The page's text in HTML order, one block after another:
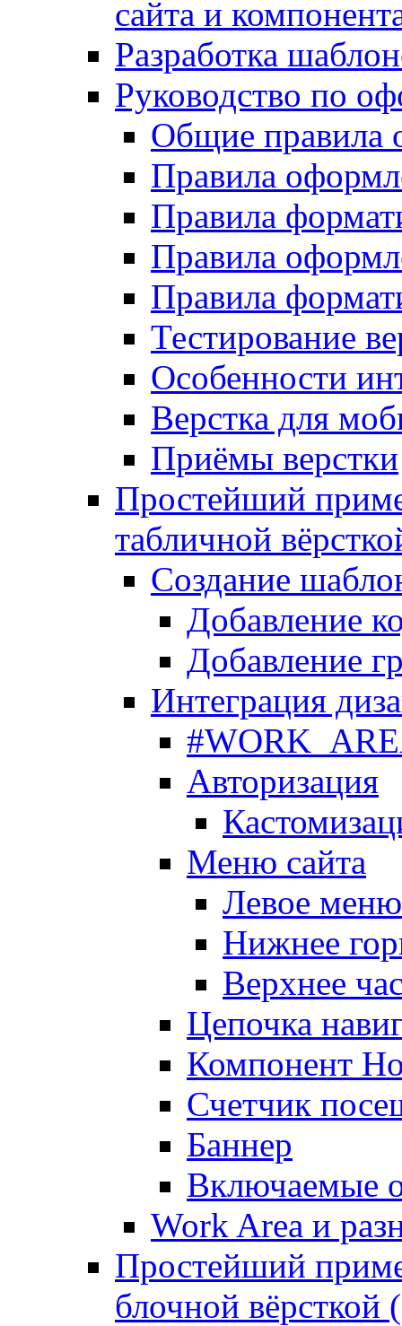
сайта и
Разработка
Руководство по
Общие правила
Правила
Правила
Правила
Правила
Тестирование
Особенности
Верстка для
Приёмы верстки
Простейший
табличной
Создание
Добавление
Добавление
Интеграция
Авторизация
Меню сайта
Левое меню
Нижнее
Верхнее
Цепочка
Компонент
Счетчик
Баннер
Включаемые
Work Area и
Простейший
блочной вёрсткой